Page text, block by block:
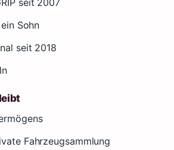
Sohn
seit 2018
Fahrzeugsammlung